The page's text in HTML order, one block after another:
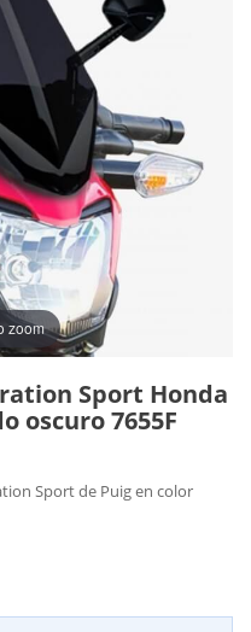
zoom
Sport Honda
oscuro 7655F
Sport de Puig en color